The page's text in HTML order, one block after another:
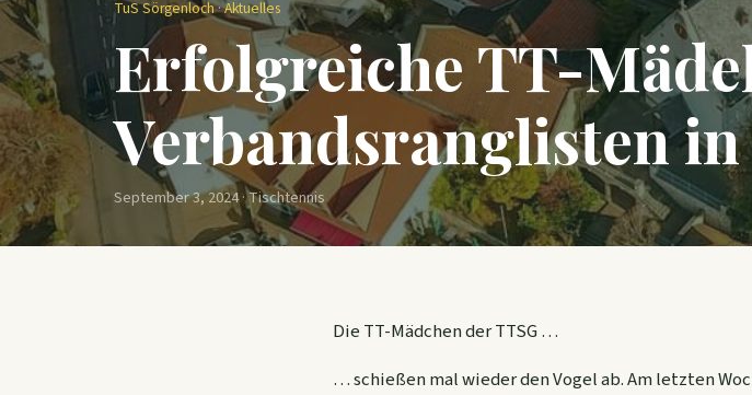
TuS Sörgenloch·Aktuelles
Erfolgreiche TT-
Verbandsranglisten
September 3, 2024 · Tischtennis
Die TT-Mädchen der TTSG …
… schießen mal wieder den Vogel ab. Am letzten